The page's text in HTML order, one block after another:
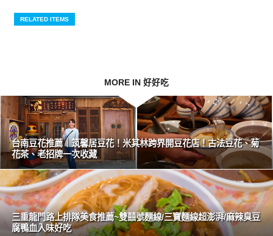
RELATED ITEMS
MORE IN 好好吃
台南豆花推薦｜筑馨居豆花！米其林跨界開豆花店！古法豆花、菊
花茶、老招牌一次收藏
三重龍門路上排隊美食推薦~雙囍號麵線/三寶麵線超澎湃/麻辣臭豆
腐鴨血入味好吃